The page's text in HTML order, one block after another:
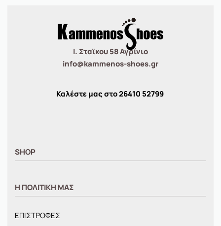
Ι. Σταϊκου 58 Αγρίνιο
info@kammenos-shoes.gr
Καλέστε μας στο26410 52799
SHOP
ΓΥΝΑΙΚΕΙΑ
BRANDS
Η ΠΟΛΙΤΙΚΗ ΜΑΣ
ΕΠΙΣΤΡΟΦΕΣ